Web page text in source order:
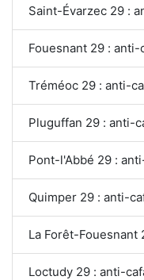
Saint-Évarzec 29 :
Fouesnant 29 :
Tréméoc 29 : anti-
Pluguffan 29 : anti-
Pont-l'Abbé 29 :
Quimper 29 : anti-
La Forêt-
Loctudy 29 : anti-